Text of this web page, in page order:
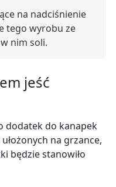
na nadciśnienie
tego wyrobu ze
nim soli.
jeść
dodatek do kanapek
na grzance,
będzie stanowiło